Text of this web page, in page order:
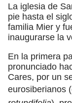
La iglesia de
pie hasta el
familia Mier y
inaugurarse la
En la primera
pronunciado
Cares, por un
eurosiberianos (